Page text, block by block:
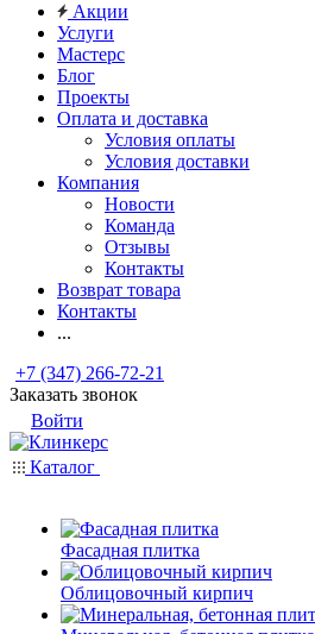
Акции
Услуги
Мастерс
Блог
Проекты
Оплата и доставка
Условия оплаты
Условия доставки
Компания
Новости
Команда
Отзывы
Контакты
Возврат товара
Контакты
...
+7 (347) 266-72-21
Заказать звонок
Войти
Каталог
Фасадная плитка
Облицовочный кирпич